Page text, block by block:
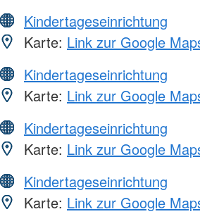
Kindertageseinrichtung
Karte: Link zur Google
Kindertageseinrichtung
Karte: Link zur Google
Kindertageseinrichtung
Karte: Link zur Google
Kindertageseinrichtung
Karte: Link zur Google